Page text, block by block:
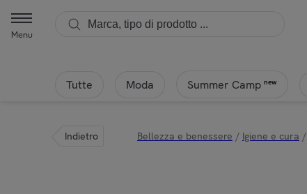
Menu
Tutte Moda Summer Camp new
Indietro Bellezza e benessere / Igiene e cura /